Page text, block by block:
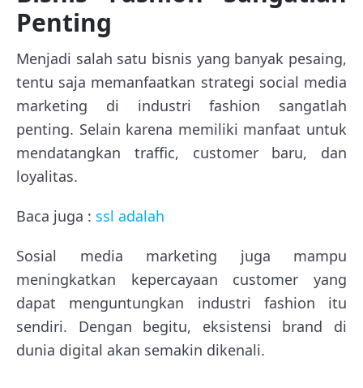
Penting
Menjadi salah satu bisnis yang banyak pesaing,
tentu saja memanfaatkan strategi social media
marketing di industri fashion sangatlah
penting. Selain karena memiliki manfaat untuk
mendatangkan traffic, customer baru, dan
loyalitas.
Baca juga : ssl adalah
Sosial media marketing juga mampu
meningkatkan kepercayaan customer yang
dapat menguntungkan industri fashion itu
sendiri. Dengan begitu, eksistensi brand di
dunia digital akan semakin dikenali.